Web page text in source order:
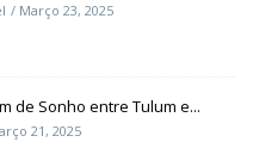
Março 23, 2025
de Sonho entre Tulum e...
21, 2025